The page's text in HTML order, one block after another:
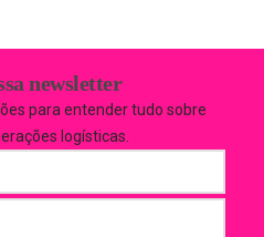
newsletter
para entender tudo sobre
logísticas.